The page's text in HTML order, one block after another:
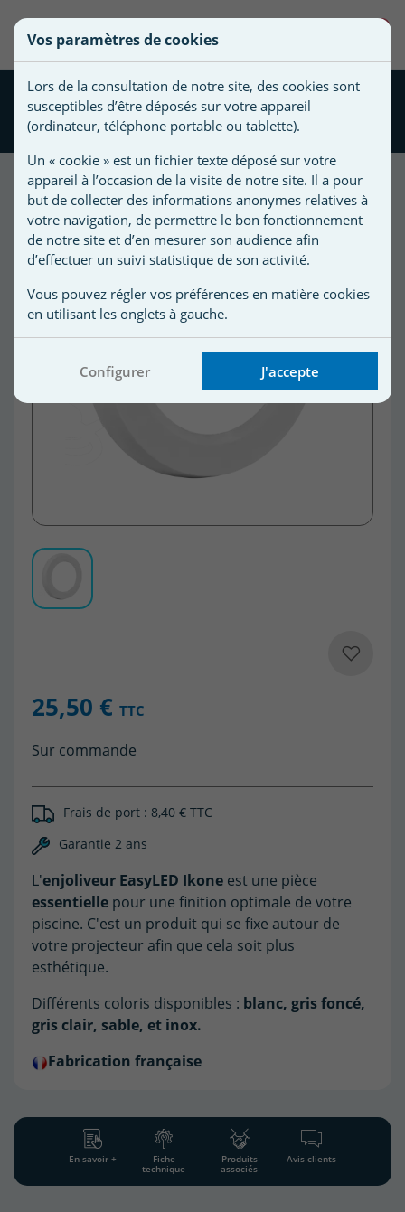
Enjoliveur piscine EasyLED
Ikone pour projecteur
25,50 € TTC
Sur commande
Frais de port : 8,40 € TTC
Garantie 2 ans
L'enjoliveur EasyLED Ikone est une pièce
essentielle pour une finition optimale de votre
piscine. C'est un produit qui se fixe autour de
votre projecteur afin que cela soit plus
esthétique.
Différents coloris disponibles : blanc, gris foncé,
gris clair, sable, et inox.
Fabrication française
En savoir + Fiche
technique
Produits
associés
Avis clients
Créer une nouvelle liste
une
liste
Nom de
d'envies
Vous
devez
être
connecté
pour
ajouter
des
produits
à
votre
liste
Vos paramètres de cookies
Lors de la consultation de notre site, des cookies sont
susceptibles d’être déposés sur votre appareil
(ordinateur, téléphone portable ou tablette).
Un « cookie » est un fichier texte déposé sur votre
appareil à l’occasion de la visite de notre site. Il a pour
but de collecter des informations anonymes relatives à
votre navigation, de permettre le bon fonctionnement
de notre site et d’en mesurer son audience afin
d’effectuer un suivi statistique de son activité.
Vous pouvez régler vos préférences en matière cookies
en utilisant les onglets à gauche.
Configurer J'accepte